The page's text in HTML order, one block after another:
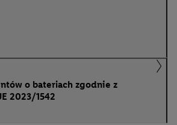
o bateriach zgodnie z
2023/1542